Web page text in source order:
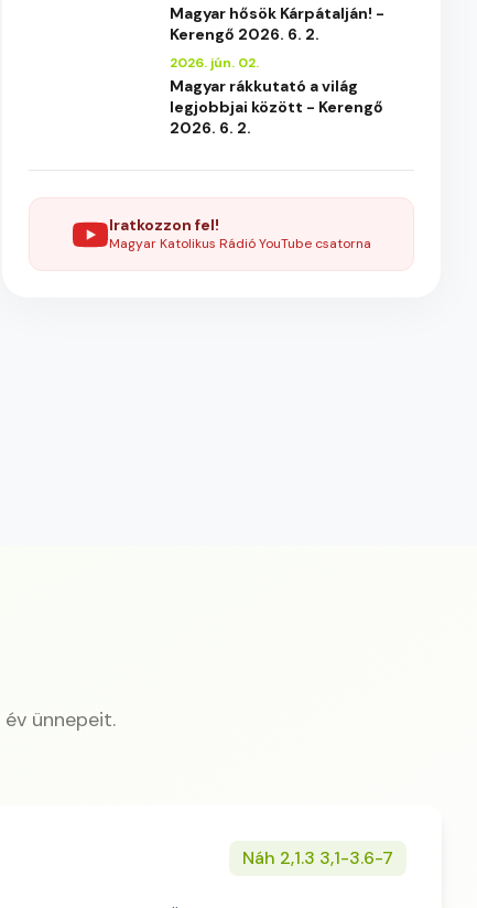
Magyar hősök Kárpátalján! -
Kerengő 2026. 6. 2.
2026. jún. 02.
Magyar rákkutató a világ
legjobbjai között - Kerengő
2026. 6. 2.
Iratkozzon fel!
Magyar Katolikus Rádió YouTube csatorna
ünnepeit.
Náh 2,1.3 3,1-3.6-7